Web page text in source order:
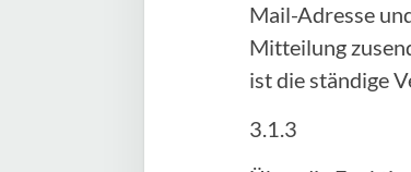
Mail-Adresse
Mitteilung
ist die ständige
3.1.3